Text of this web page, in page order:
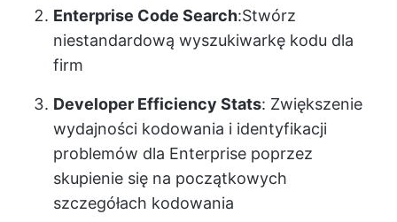
Enterprise Code Search:Stwórz
niestandardową wyszukiwarkę kodu dla
firm
Developer Efficiency Stats: Zwiększenie
wydajności kodowania i identyfikacji
problemów dla Enterprise poprzez
skupienie się na początkowych
szczegółach kodowania